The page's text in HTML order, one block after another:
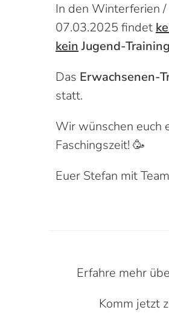
In den Winterferien
07.03.2025 findet
kein Jugend-Training
Das Erwachsenen-
statt.
Wir wünschen euch
Faschingszeit! 🥳
Euer Stefan mit Team
Erfahre mehr
Komm jetzt